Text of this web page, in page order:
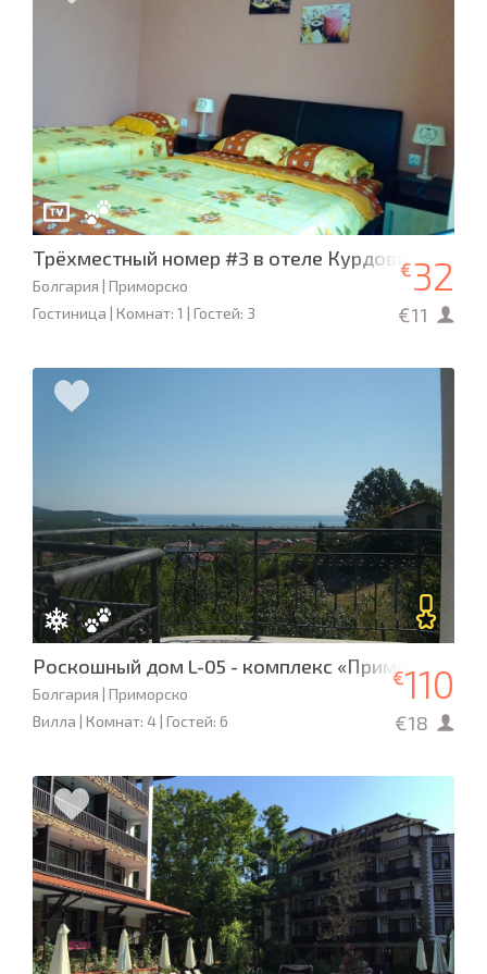
Трёхместный номер #3 в отеле Курдови
Болгария | Приморско
Гостиница | Комнат: 1 | Гостей: 3
€32
€11
Роскошный дом L-05 - комплекс «Приморско
Болгария | Приморско
Вилла | Комнат: 4 | Гостей: 6
€110
€18